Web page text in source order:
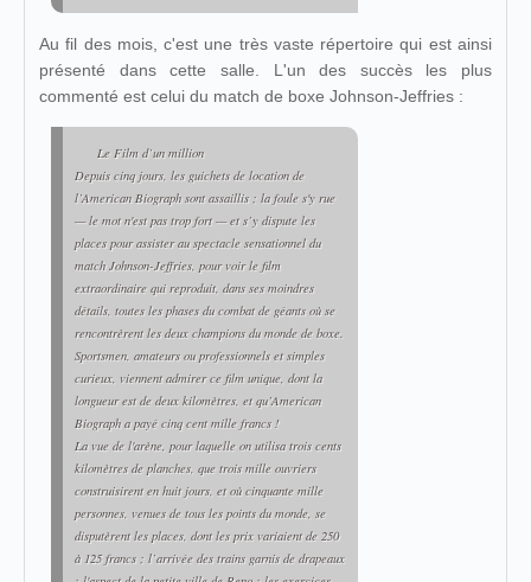
Au fil des mois, c'est une très vaste répertoire qui est ainsi
présenté dans cette salle. L'un des succès les plus
commenté est celui du match de boxe Johnson-Jeffries :
Le Film d’un million
Depuis cinq jours, les guichets de location de
l’American Biograph sont assaillis ; la foule s'y rue
— le mot n'est pas trop fort — et s’y dispute les
places pour assister au spectacle sensationnel du
match Johnson-Jeffries, pour voir le film
extraordinaire qui reproduit, dans ses moindres
détails, toutes les phases du combat de géants où se
rencontrèrent les deux champions du monde de boxe.
Sportsmen, amateurs ou professionnels et simples
curieux, viennent admirer ce film unique, dont la
longueur est de deux kilomètres, et qu’American
Biograph a payé cinq cent mille francs !
La vue de l'arène, pour laquelle on utilisa trois cents
kilomètres de planches, que trois mille ouvriers
construisirent en huit jours, et où cinquante mille
personnes, venues de tous les points du monde, se
disputèrent les places, dont les prix variaient de 250
à 125 francs ; l’arrivée des trains garnis de drapeaux